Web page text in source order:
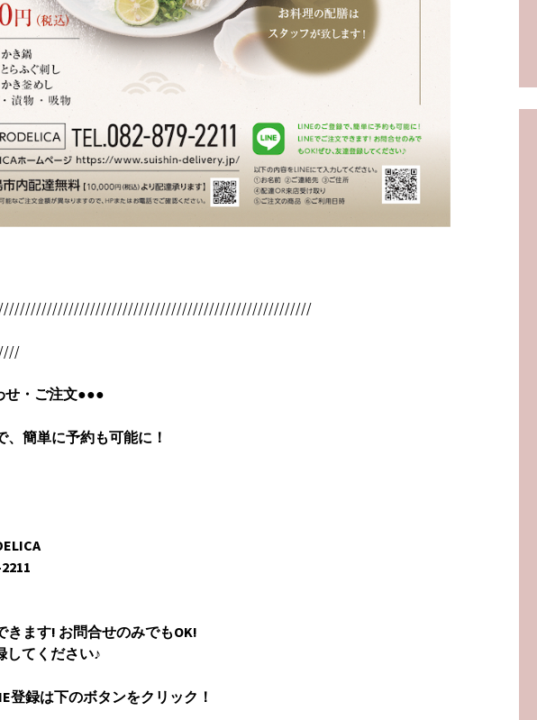
せ・ご注文●●●
、簡単に予約も可能に！
きます! お問合せのみでもOK!
してください♪
登録は下のボタンをクリック！